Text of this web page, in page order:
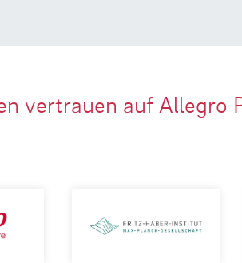
vertrauen auf Allegro